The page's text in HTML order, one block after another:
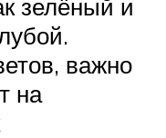
зелёный и
важно
на